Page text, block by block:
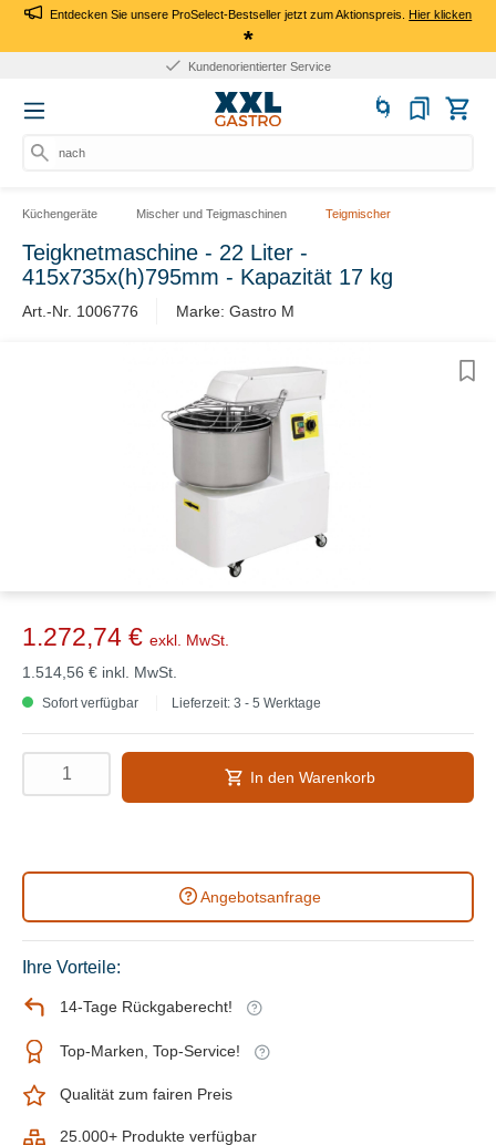
Entdecken Sie unsere ProSelect-Bestseller jetzt zum Aktionspreis.Hier klicken
*
Kundenorientierter Service
nach Pr
Küchengeräte Mischer und Teigmaschinen Teigmischer
Teigknetmaschine - 22 Liter -
415x735x(h)795mm - Kapazität 17 kg
Art.-Nr. 1006776 Marke: Gastro M
1.272,74 € exkl. MwSt.
1.514,56 € inkl. MwSt.
Sofort verfügbar Lieferzeit: 3 - 5 Werktage
In den Warenkorb
Angebotsanfrage
Ihre Vorteile:
14-Tage Rückgaberecht!
Top-Marken, Top-Service!
Qualität zum fairen Preis
25.000+ Produkte verfügbar